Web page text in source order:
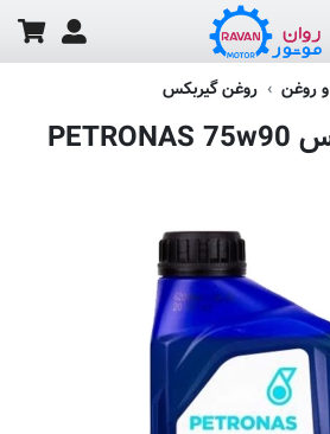
و روغن روغن گیربکس
واسکازین پتروناس PETRONAS 75w90